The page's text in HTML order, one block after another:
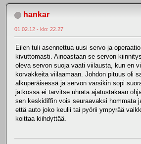
hankar
01.02.12 - klo: 22.27
Eilen tuli asennettua uusi servo ja
kivuttomasti. Ainoastaan se servon
oleva servon suoja vaati viilausta, kun en
korvakkeita viilaamaan. Johdon pituus oli
alkuperäisessä ja servon varsikin sopi
jatkossa ei tarvitse uhrata ajatustakaan
sen keskidiffin vois seuraavaksi hommata
että auto joko keulii tai pyörii ympyrää
koittaa kiihdyttää.